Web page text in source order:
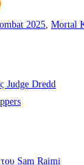
2025 Mortal
Judge Dredd